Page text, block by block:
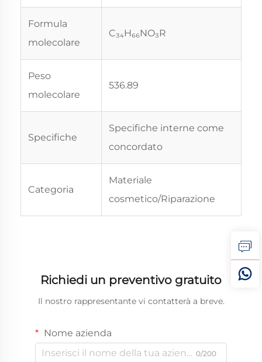
Formula
molecolare
C₃₄H₆₆NO₃R
Peso
molecolare
536.89
Specifiche
Specifiche interne come
concordato
Categoria
Materiale
cosmetico/Riparazione
Richiedi un preventivo gratuito
Il nostro rappresentante vi contatterà a breve.
Nome azienda
0/200